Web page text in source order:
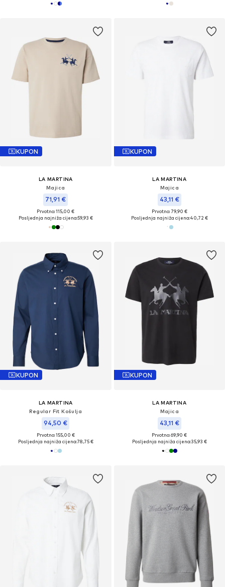
KUPON
LA MARTINA
Majica
71,91 €
Prvotno: 115,00 €
Posljednja najniža cijena:59,93 €
KUPON
LA MARTINA
Majica
43,11 €
Prvotno: 79,90 €
Posljednja najniža cijena:40,72 €
KUPON
LA MARTINA
Regular Fit Košulja
94,50 €
Prvotno: 155,00 €
Posljednja najniža cijena:78,75 €
KUPON
LA MARTINA
Majica
43,11 €
Prvotno: 69,90 €
Posljednja najniža cijena:35,93 €